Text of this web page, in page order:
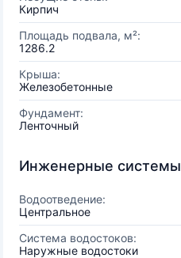
Кирпич
Площадь подвала, м²:
1286.2
Крыша:
Железобетонные
Фундамент:
Ленточный
Инженерные системы
Водоотведение:
Центральное
Система водостоков:
Наружные водостоки